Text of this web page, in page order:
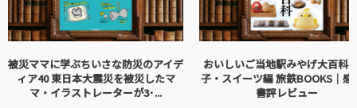
被災ママに学ぶちいさな防災のアイデ
ィア40 東日本大震災を被災したマ
マ・イラストレーターが3･...
おいしいご当地駅みやげ大百科
子・スイーツ編 旅鉄BOOKS｜感
書評レビュー